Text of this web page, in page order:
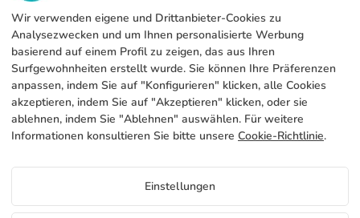
Preise Bases de Agua
Wenn Sie Preise für 'wissen wollen Bases de Agua rufen Sie
Fabrik
Kontakt
Blog
DIENSTLEISTUNGEN
Zahlungsmodalitäten
Produktion und Lieferung
FAQs
RECHTLICHE INFORMATIONEN
Rechtliche Hinweise
Allgemeine Bedingungen und Konditionen
Cookies-Politik
Datenschutzrichtlinie
Wir verwenden eigene und Drittanbieter-Cookies zu
Analysezwecken und um Ihnen personalisierte Werbung
basierend auf einem Profil zu zeigen, das aus Ihren
Surfgewohnheiten erstellt wurde. Sie können Ihre Präferenzen
anpassen, indem Sie auf "Konfigurieren" klicken, alle Cookies
akzeptieren, indem Sie auf "Akzeptieren" klicken, oder sie
ablehnen, indem Sie "Ablehnen" auswählen. Für weitere
Informationen konsultieren Sie bitte unsere Cookie-Richtlinie.
Einstellungen